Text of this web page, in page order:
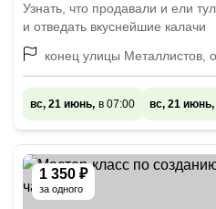
Узнать, что продавали и ели
и отведать вкуснейшие калачи
конец улицы Металлистов,
вс, 21 июнь, в 07:00 вс, 21 июнь,
1 350 ₽
за одного